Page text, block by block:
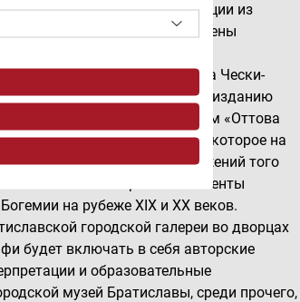
словаря Отто. Экспозиции из
в Оломоуце будут дополнены
издательством MCU города Чески-
создана как дополнение к изданию
в Оломоуце под названием «Оттова
страны в 1883–1908 годах», которое на
более 800 изображений того
самые интересные моменты
на рубеже XIX и XX веков.
городской галереи во дворцах
будет включать в себя авторские
и образовательные
музей Братиславы, среди прочего,